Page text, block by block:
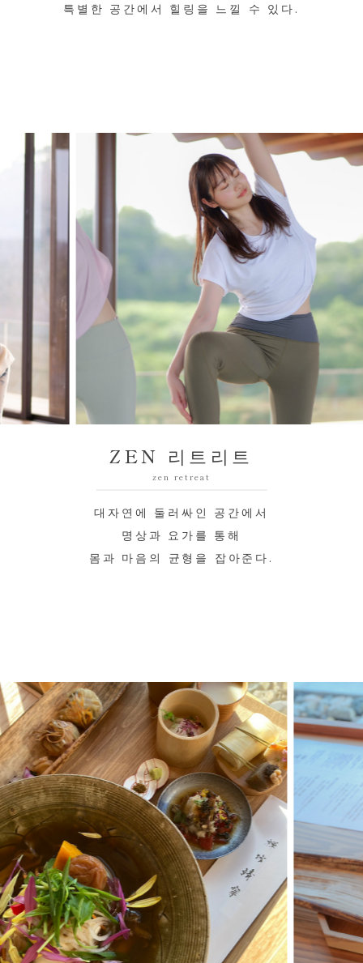
특별한 공간에서 힐링을 느낄 수 있다.
ZEN 리트리트
zen retreat
대자연에 둘러싸인 공간에서
명상과 요가를 통해
몸과 마음의 균형을 잡아준다.